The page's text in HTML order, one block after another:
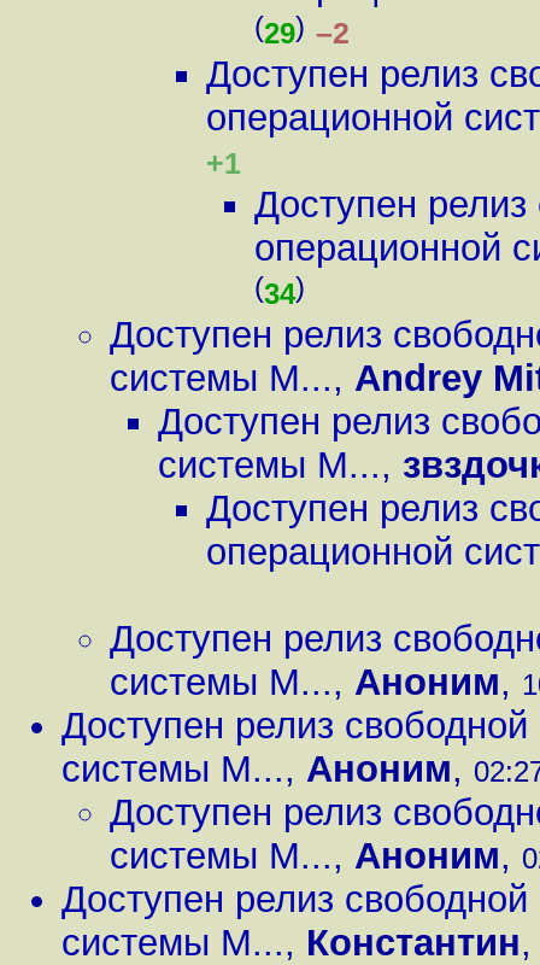
(29) –2
Доступен релиз
операционной
+1
Доступен
операционной
(34)
Доступен релиз
системы M..., Andrey
Доступен релиз
системы M...,
Доступен релиз
операционной
Доступен релиз
системы M..., Аноним,
Доступен релиз
системы M..., Аноним,
Доступен релиз
системы M..., Аноним,
Доступен релиз
системы M..., Константин